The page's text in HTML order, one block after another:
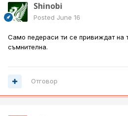
Shinobi
Posted June 16
Само педераси ти се привиждат на
съмнителна.
Отговор